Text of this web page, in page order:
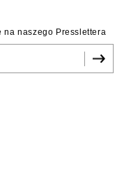
na naszego Presslettera